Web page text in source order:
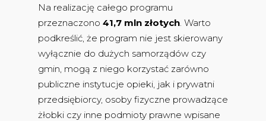
Na realizację całego programu
przeznaczono 41,7 mln złotych. Warto
podkreślić, że program nie jest skierowany
wyłącznie do dużych samorządów czy
gmin, mogą z niego korzystać zarówno
publiczne instytucje opieki, jak i prywatni
przedsiębiorcy, osoby fizyczne prowadzące
żłobki czy inne podmioty prawne wpisane